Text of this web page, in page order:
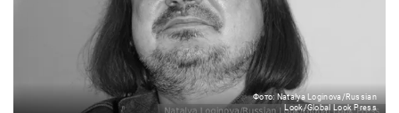
Фото: Natalya Loginova/Russian
Look/Global Look Press